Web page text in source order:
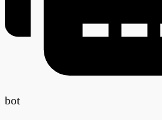
bot